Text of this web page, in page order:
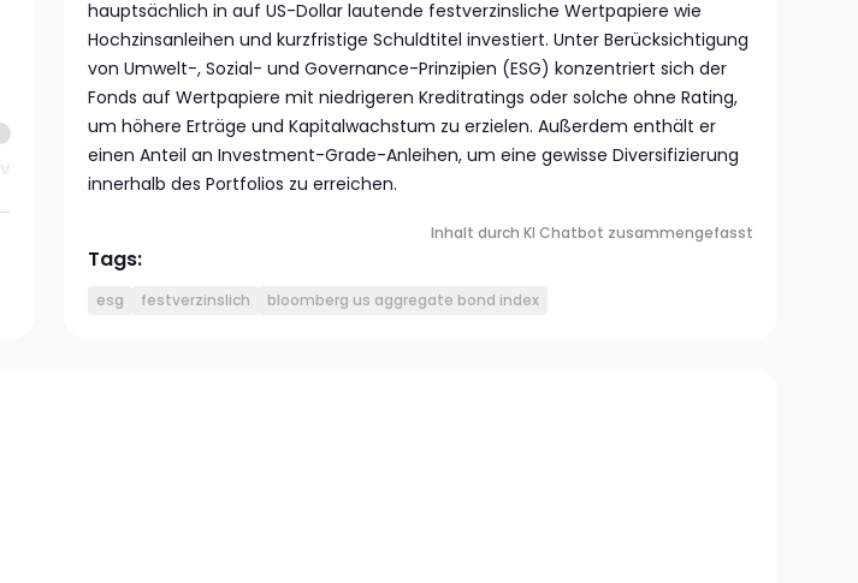
hauptsächlich in auf US-Dollar lautende festverzinsliche Wertpapiere wie
Hochzinsanleihen und kurzfristige Schuldtitel investiert. Unter Berücksichtigung
von Umwelt-, Sozial- und Governance-Prinzipien (ESG) konzentriert sich der
Fonds auf Wertpapiere mit niedrigeren Kreditratings oder solche ohne Rating,
um höhere Erträge und Kapitalwachstum zu erzielen. Außerdem enthält er
einen Anteil an Investment-Grade-Anleihen, um eine gewisse Diversifizierung
innerhalb des Portfolios zu erreichen.
Inhalt durch KI Chatbot zusammengefasst
Tags:
esg festverzinslich bloomberg us aggregate bond index